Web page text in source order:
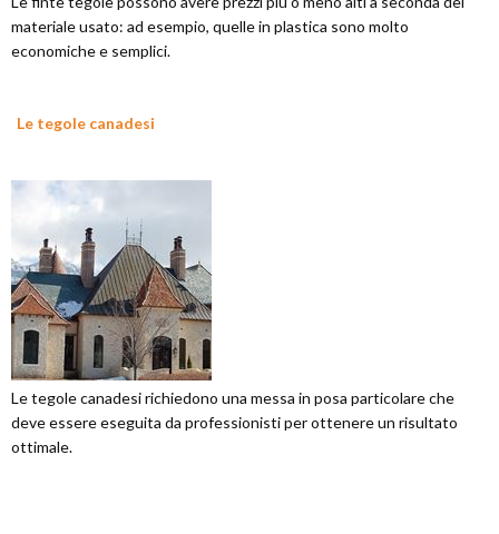
materiale usato: ad esempio, quelle in plastica sono molto
economiche e semplici.
Le tegole canadesi
Le tegole canadesi richiedono una messa in posa particolare che
deve essere eseguita da professionisti per ottenere un risultato
ottimale.